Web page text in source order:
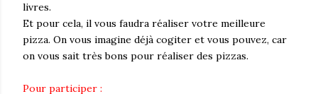
livres.
Et pour cela, il vous faudra réaliser votre meilleure
pizza. On vous imagine déjà cogiter et vous pouvez, car
on vous sait très bons pour réaliser des pizzas.
Pour participer :